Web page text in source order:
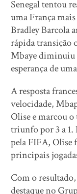
Senegal tentou
uma França
Bradley Barcola
rápida transição
Mbaye diminuiu
esperança de
A resposta
velocidade,
Olise e marcou
triunfo por 3 a
pela FIFA, Olise
principais
Com o
destaque no